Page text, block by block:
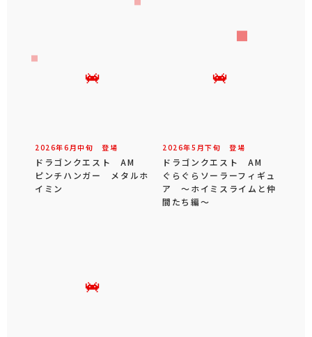
2026年6 月中旬 登場
ドラゴンクエスト AM
ピンチハンガー メタルホ
イミン
2026年5 月下旬 登場
ドラゴンクエスト AM
ぐらぐらソーラーフィギュ
ア ～ホイミスライムと仲
間たち編～